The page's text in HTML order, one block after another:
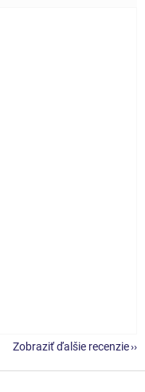
5 hviezdičiek.
5 hviezdičiek.
5 hviezdičiek.
5 hviezdičiek.
Zobraziť ďalšie recenzie